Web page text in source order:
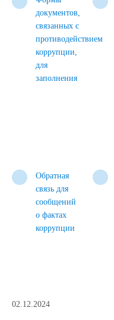
документов,
связанных с
противодействием
коррупции,
для
заполнения
Обратная
связь для
сообщений
о фактах
коррупции
02.12.2024